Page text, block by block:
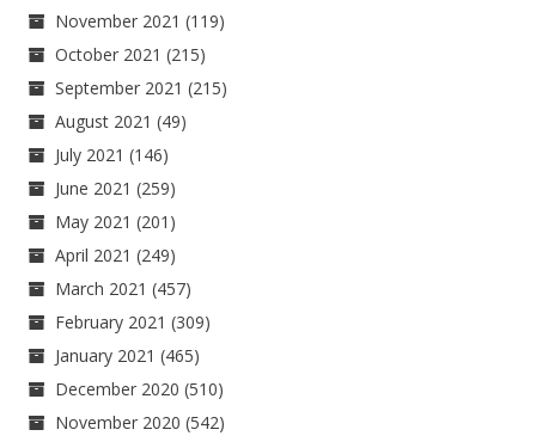
November 2021 (119)
October 2021 (215)
September 2021 (215)
August 2021 (49)
July 2021 (146)
June 2021 (259)
May 2021 (201)
April 2021 (249)
March 2021 (457)
February 2021 (309)
January 2021 (465)
December 2020 (510)
November 2020 (542)